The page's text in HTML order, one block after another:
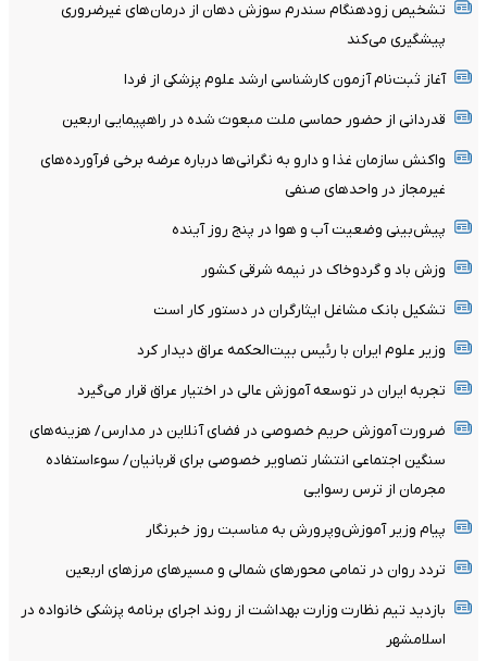
تشخیص زودهنگام سندرم سوزش دهان از درمان‌های غیرضروری
پیشگیری می‌کند
آغاز ثبت‌نام‌ آزمون کارشناسی ارشد علوم پزشکی از فردا
قدردانی از حضور حماسی ملت مبعوث شده در راهپیمایی اربعین
واکنش سازمان غذا و دارو به نگرانی‌ها درباره عرضه برخی فرآورده‌های
غیرمجاز در واحدهای صنفی
پیش‌بینی وضعیت آب و هوا در پنج روز آینده
وزش باد و گردوخاک در نیمه شرقی کشور
تشکیل بانک مشاغل ایثارگران در دستور کار است
وزیر علوم ایران با رئیس بیت‌الحکمه عراق دیدار کرد
تجربه ایران در توسعه آموزش عالی در اختیار عراق قرار می‌گیرد
ضرورت آموزش حریم خصوصی در فضای آنلاین در مدارس/ هزینه‌های
سنگین اجتماعی انتشار تصاویر خصوصی برای قربانیان/ سوءاستفاده
مجرمان از ترس رسوایی
پیام وزیر آموزش‌وپرورش به مناسبت روز خبرنگار
تردد روان در تمامی محورهای شمالی و مسیرهای مرزهای اربعین
بازدید تیم نظارت وزارت بهداشت از روند اجرای برنامه پزشکی خانواده در
اسلامشهر